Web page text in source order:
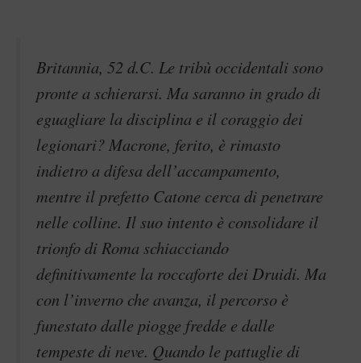
Britannia, 52 d.C. Le tribù occidentali sono
pronte a schierarsi. Ma saranno in grado di
eguagliare la disciplina e il coraggio dei
legionari? Macrone, ferito, è rimasto
indietro a difesa dell’accampamento,
mentre il prefetto Catone cerca di penetrare
nelle colline. Il suo intento è consolidare il
trionfo di Roma schiacciando
definitivamente la roccaforte dei Druidi. Ma
con l’inverno che avanza, il percorso è
funestato dalle piogge fredde e dalle
tempeste di neve. Quando le pattuglie di